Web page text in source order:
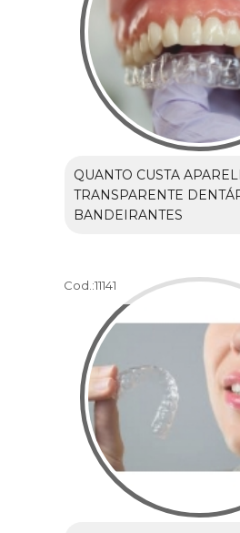
QUANTO CUSTA
TRANSPARENTE
BANDEIRANTES
Cod.:11141